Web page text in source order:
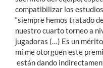
compatibilizar los
“siempre hemos tratado
nuestro cuarto torneo a
jugadoras (…) Es un
mí me otorguen este
están dando